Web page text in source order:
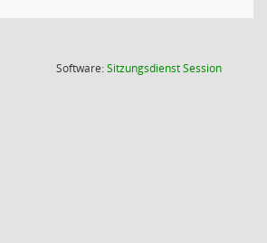
Software:SitzungsdienstSession(Wird in